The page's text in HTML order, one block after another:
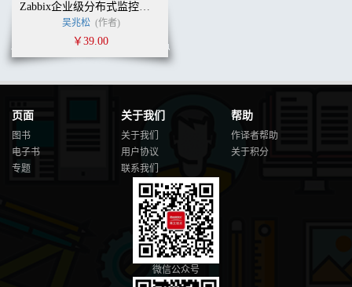
Zabbix企业级分布式监控系统
吴兆松 (作者)
￥39.00
页面
图书
电子书
专题
关于我们
关于我们
用户协议
联系我们
帮助
作译者帮助
关于积分
微信公众号